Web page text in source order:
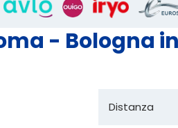
- Bologna
Distanza